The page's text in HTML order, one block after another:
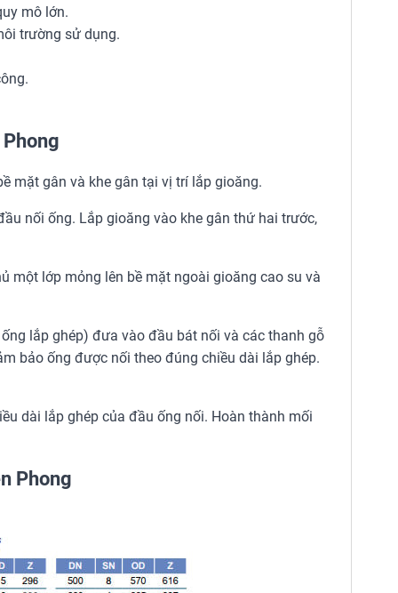
mô lớn.
trường sử dụng.
mặt gân và khe gân tại vị trí lắp gioăng.
nối ống. Lắp gioăng vào khe gân thứ hai trước,
một lớp mỏng lên bề mặt ngoài gioăng cao su và
lắp ghép) đưa vào đầu bát nối và các thanh gỗ
bảo ống được nối theo đúng chiều dài lắp ghép.
dài lắp ghép của đầu ống nối. Hoàn thành mối
Phong